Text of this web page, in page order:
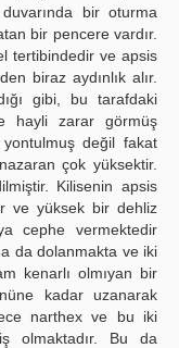
bir oturma
bir pencere vardır.
tertibindedir ve apsis
biraz aydınlık alır.
gibi, bu tarafdaki
hayli zarar görmüş
yontulmuş değil fakat
çok yüksektir.
Kilisenin apsis
ve yüksek bir dehliz
cephe vermektedir
da dolanmakta ve iki
kenarlı olmıyan bir
kadar uzanarak
narthex ve bu iki
olmaktadır. Bu da